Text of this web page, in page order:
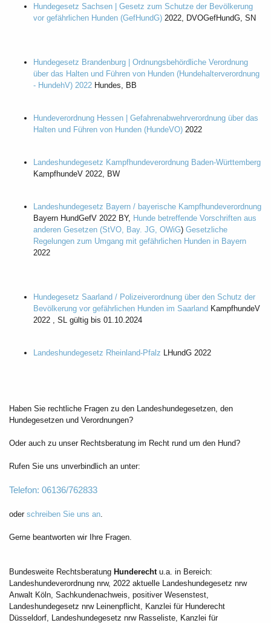
Hundegesetz Sachsen | Gesetz zum Schutze der Bevölkerung
vor gefährlichen Hunden (GefHundG) 2022, DVOGefHundG, SN
Hundegesetz Brandenburg | Ordnungsbehördliche Verordnung
über das Halten und Führen von Hunden (Hundehalterverordnung
- HundehV) 2022 Hundes, BB
Hundeverordnung Hessen | Gefahrenabwehrverordnung über das
Halten und Führen von Hunden (HundeVO) 2022
Landeshundegesetz Kampfhundeverordnung Baden-Württemberg
KampfhundeV 2022, BW
Landeshundegesetz Bayern / bayerische Kampfhundeverordnung
Bayern HundGefV 2022 BY, Hunde betreffende Vorschriften aus
anderen Gesetzen (StVO, Bay. JG, OWiG) Gesetzliche
Regelungen zum Umgang mit gefährlichen Hunden in Bayern
2022
Hundegesetz Saarland / Polizeiverordnung über den Schutz der
Bevölkerung vor gefährlichen Hunden im Saarland KampfhundeV
2022 , SL gültig bis 01.10.2024
Landeshundegesetz Rheinland-Pfalz LHundG 2022
Haben Sie rechtliche Fragen zu den Landeshundegesetzen, den
Hundegesetzen und Verordnungen?
Oder auch zu unser Rechtsberatung im Recht rund um den Hund?
Rufen Sie uns unverbindlich an unter:
Telefon: 06136/762833
oder schreiben Sie uns an
Gerne beantworten wir Ihre Fragen.
Bundesweite Rechtsberatung Hunderecht u.a. in Bereich:
Landeshundeverordnung nrw, 2022 aktuelle Landeshundegesetz nrw
Anwalt Köln, Sachkundenachweis, positiver Wesenstest,
Landeshundegesetz nrw Leinenpflicht, Kanzlei für Hunderecht
Düsseldorf, Landeshundegesetz nrw Rasseliste, Kanzlei für